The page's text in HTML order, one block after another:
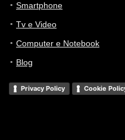
Smartphone
Tv e Video
Computer e Notebook
Blog
Privacy Policy Cookie